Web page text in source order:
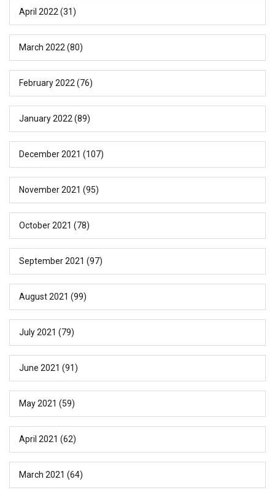
April 2022 (31)
March 2022 (80)
February 2022 (76)
January 2022 (89)
December 2021 (107)
November 2021 (95)
October 2021 (78)
September 2021 (97)
August 2021 (99)
July 2021 (79)
June 2021 (91)
May 2021 (59)
April 2021 (62)
March 2021 (64)